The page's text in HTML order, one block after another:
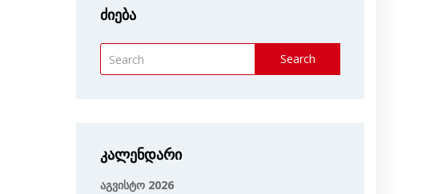
ძიება
Search
კალენდარი
აგვისტო 2026